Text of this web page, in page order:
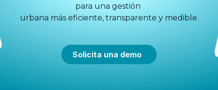
para una gestión
urbana más eficiente, transparente y medible.
Solicita una demo